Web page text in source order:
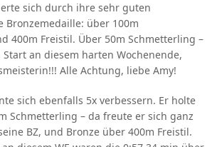
sich durch ihre sehr guten
Bronzemedaille: über 100m
400m Freistil. Über 50m Schmetterling –
an diesem harten Wochenende,
Alle Achtung, liebe Amy!
sich ebenfalls 5x verbessern. Er holte
Schmetterling – da freute er sich ganz
BZ, und Bronze über 400m Freistil.